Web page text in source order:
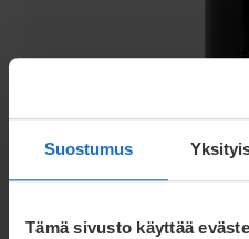
Suostumus
Tämä sivusto käyttää